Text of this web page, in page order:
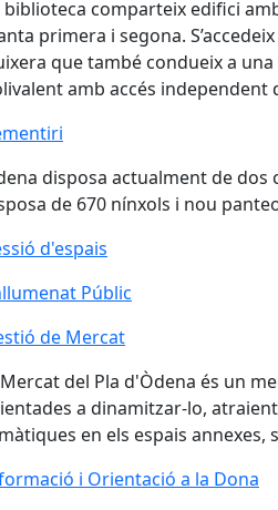
biblioteca comparteix edifici
primera i segona.
que també condueix a
amb accés
disposa actualment de dos
de 670 nínxols i nou
d'espais
Públic
de Mercat
de Mercat
del Pla d'Òdena és un
a dinamitzar-lo,
en els espais
i Orientació a la Dona
i Orientació a la Dona